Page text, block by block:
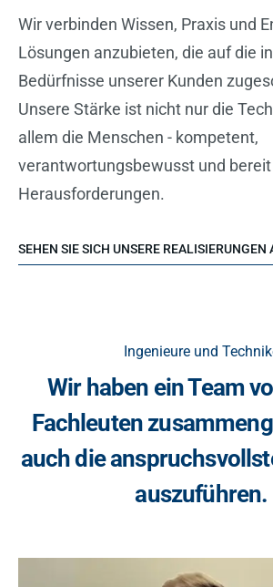
Wir verbinden Wissen, Praxis und
Lösungen anzubieten, die auf die
Bedürfnisse unserer Kunden
Unsere Stärke ist nicht nur die
allem die Menschen - kompetent,
verantwortungsbewusst und
Herausforderungen.
SEHEN SIE SICH UNSERE REALISIERUNGEN
Ingenieure und
Wir haben ein Team
Fachleuten
auch die
auszuführen.